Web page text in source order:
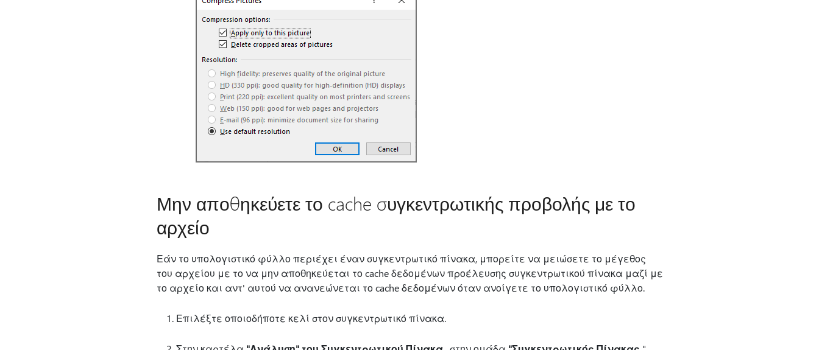
Μην αποθηκεύετε το cache συγκεντρωτικής προβολής με το
αρχείο
Εάν το υπολογιστικό φύλλο περιέχει έναν συγκεντρωτικό πίνακα, μπορείτε να μειώσετε το μέγεθος
του αρχείου με το να μην αποθηκεύεται το cache δεδομένων προέλευσης συγκεντρωτικού πίνακα μαζί με
το αρχείο και αντ' αυτού να ανανεώνεται το cache δεδομένων όταν ανοίγετε το υπολογιστικό φύλλο.
Επιλέξτε οποιοδήποτε κελί στον συγκεντρωτικό πίνακα.